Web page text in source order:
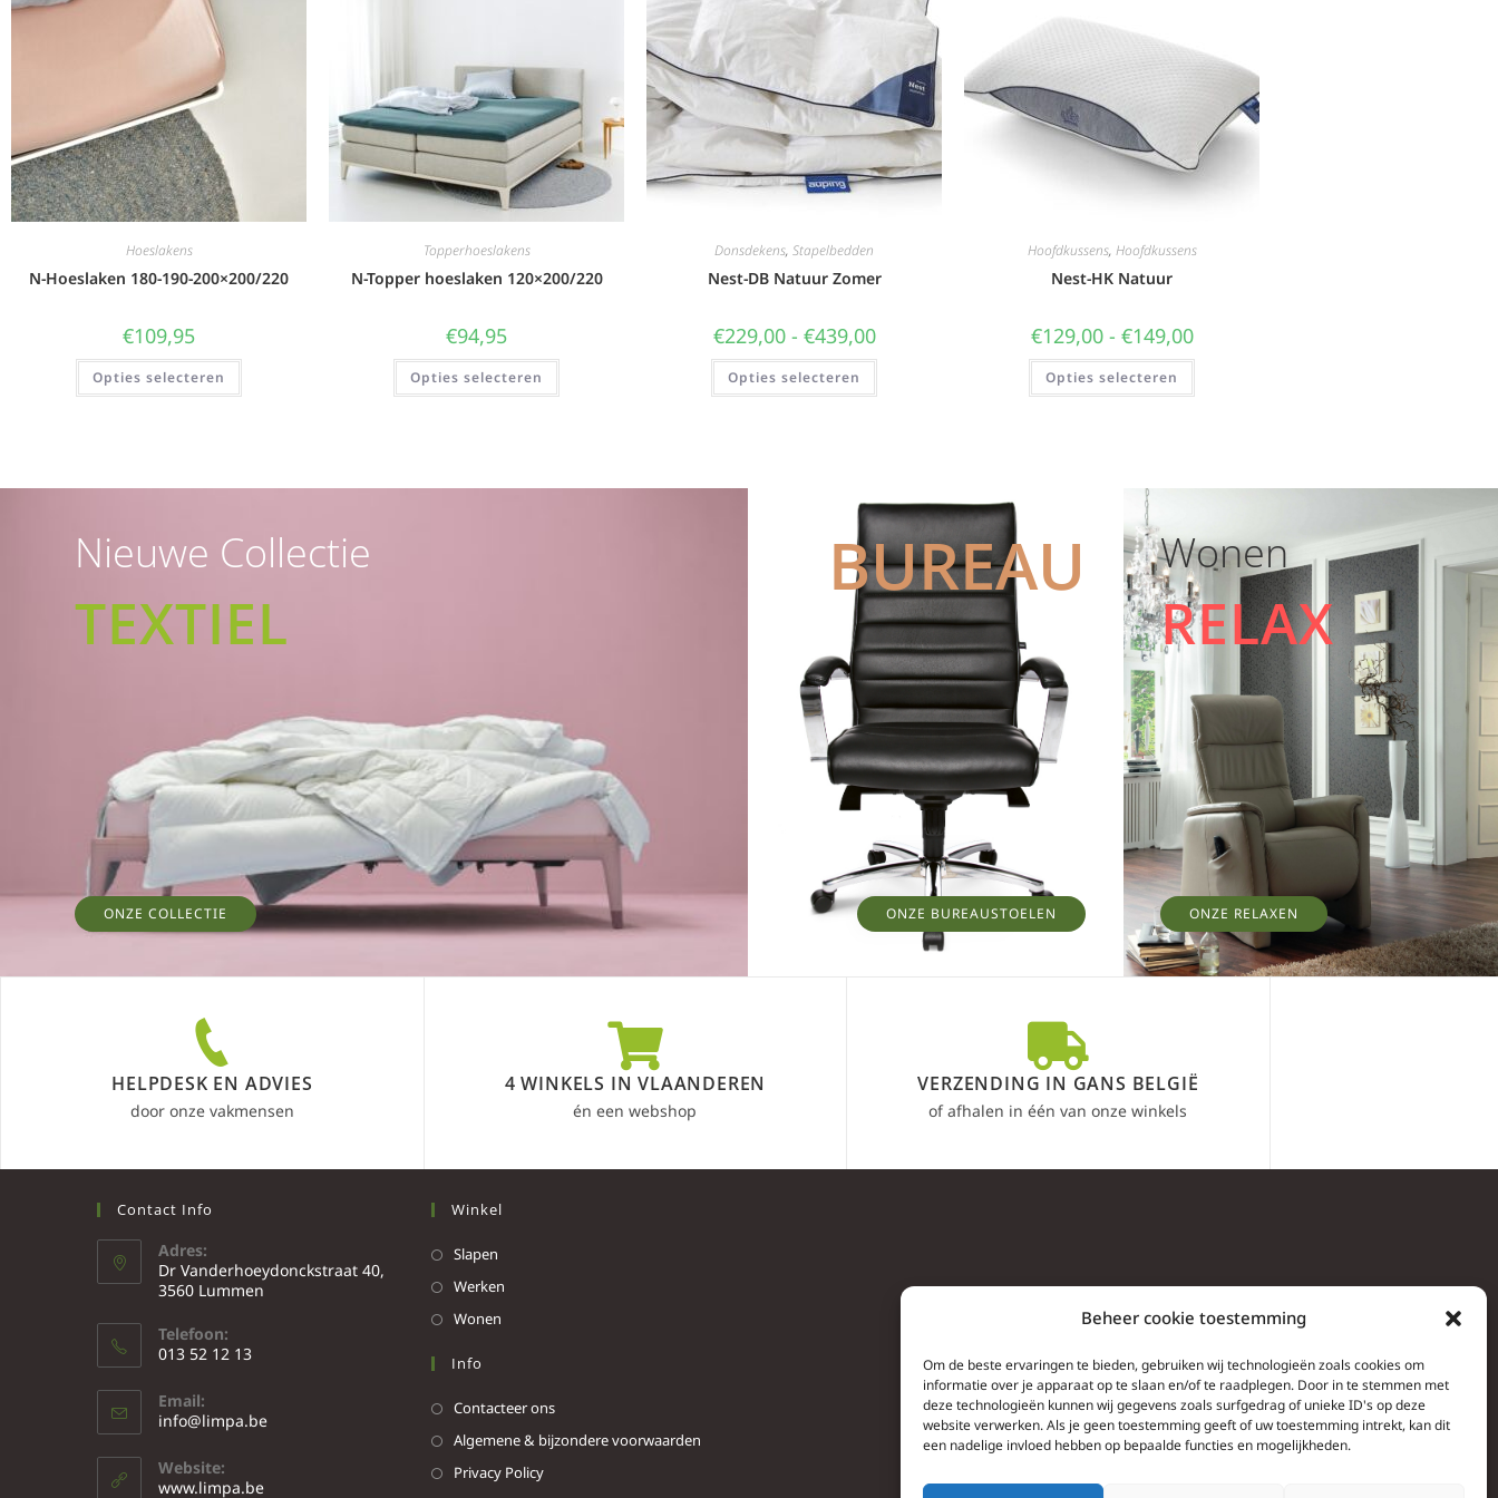
Beheer cookie toestemming
Om de beste ervaringen te bieden, gebruiken wij technologieën zoals cookies om
informatie over je apparaat op te slaan en/of te raadplegen. Door in te stemmen met
deze technologieën kunnen wij gegevens zoals surfgedrag of unieke ID's op deze
website verwerken. Als je geen toestemming geeft of uw toestemming intrekt, kan dit
een nadelige invloed hebben op bepaalde functies en mogelijkheden.
Hoeslakens
N-Hoeslaken 180-190-200×200/220
€109,95
Opties selecteren
Topperhoeslakens
N-Topper hoeslaken 120×200/220
€94,95
Opties selecteren
Donsdekens, Stapelbedden
Nest-DB Natuur Zomer
€229,00 - €439,00
Opties selecteren
Hoofdkussens, Hoofdkussens
Nest-HK Natuur
€129,00 - €149,00
Opties selecteren
Nieuwe Collectie
TEXTIEL
ONZE COLLECTIE
BUREAU
ONZE BUREAUSTOELEN
Wonen
RELAX
ONZE RELAXEN
HELPDESK EN ADVIES
door onze vakmensen
4 WINKELS IN VLAANDEREN
én een webshop
VERZENDING IN GANS BELGIË
of afhalen in één van onze winkels
Contact Info
Adres:
Dr Vanderhoeydonckstraat 40,
3560 Lummen
Telefoon:
013 52 12 13
Email:
info@limpa.be
Website:
www.limpa.be
Winkel
Slapen
Werken
Wonen
Info
Contacteer ons
Algemene & bijzondere voorwaarden
Privacy Policy